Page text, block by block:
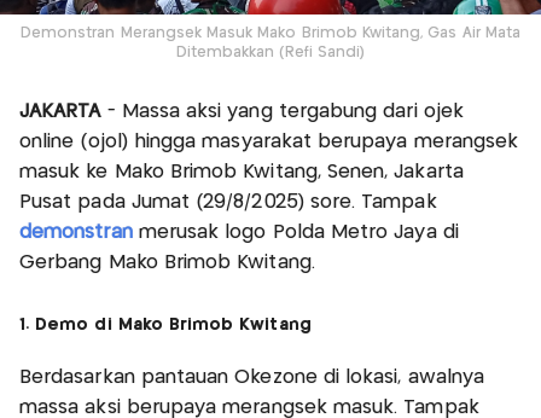
Demonstran Merangsek Masuk Mako Brimob Kwitang, Gas Air Mata
Ditembakkan (Refi Sandi)
JAKARTA- Massa aksi yang tergabung dari ojek
online (ojol) hingga masyarakat berupaya merangsek
masuk ke Mako Brimob Kwitang, Senen, Jakarta
Pusat pada Jumat (29/8/2025) sore. Tampak
demonstran merusak logo Polda Metro Jaya di
Gerbang Mako Brimob Kwitang.
1. Demo di Mako Brimob Kwitang
Berdasarkan pantauan Okezone di lokasi, awalnya
massa aksi berupaya merangsek masuk. Tampak